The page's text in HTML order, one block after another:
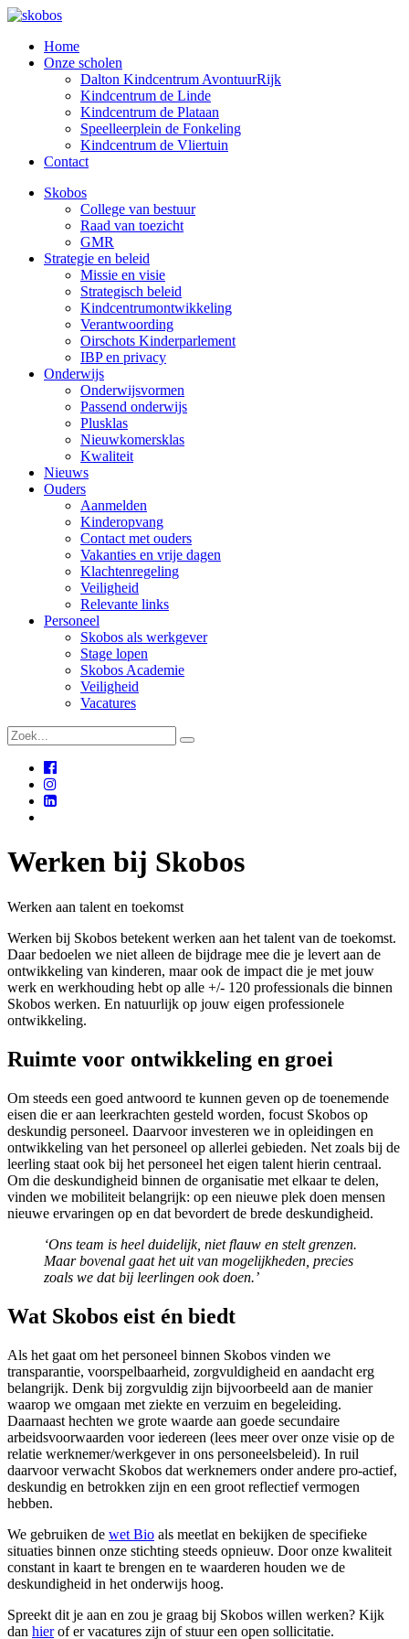
Home
Onze scholen
Dalton Kindcentrum AvontuurRijk
Kindcentrum de Linde
Kindcentrum de Plataan
Speelleerplein de Fonkeling
Kindcentrum de Vliertuin
Contact
Skobos
College van bestuur
Raad van toezicht
GMR
Strategie en beleid
Missie en visie
Strategisch beleid
Kindcentrumontwikkeling
Verantwoording
Oirschots Kinderparlement
IBP en privacy
Onderwijs
Onderwijsvormen
Passend onderwijs
Plusklas
Nieuwkomersklas
Kwaliteit
Nieuws
Ouders
Aanmelden
Kinderopvang
Contact met ouders
Vakanties en vrije dagen
Klachtenregeling
Veiligheid
Relevante links
Personeel
Skobos als werkgever
Stage lopen
Skobos Academie
Veiligheid
Vacatures
Werken bij Skobos
Werken aan talent en toekomst
Werken bij Skobos betekent werken aan het talent van de toekomst.
Daar bedoelen we niet alleen de bijdrage mee die je levert aan de
ontwikkeling van kinderen, maar ook de impact die je met jouw
werk en werkhouding hebt op alle +/- 120 professionals die binnen
Skobos werken. En natuurlijk op jouw eigen professionele
ontwikkeling.
Ruimte voor ontwikkeling en groei
Om steeds een goed antwoord te kunnen geven op de toenemende
eisen die er aan leerkrachten gesteld worden, focust Skobos op
deskundig personeel. Daarvoor investeren we in opleidingen en
ontwikkeling van het personeel op allerlei gebieden. Net zoals bij de
leerling staat ook bij het personeel het eigen talent hierin centraal.
Om die deskundigheid binnen de organisatie met elkaar te delen,
vinden we mobiliteit belangrijk: op een nieuwe plek doen mensen
nieuwe ervaringen op en dat bevordert de brede deskundigheid.
‘Ons team is heel duidelijk, niet flauw en stelt grenzen.
Maar bovenal gaat het uit van mogelijkheden, precies
zoals we dat bij leerlingen ook doen.’
Wat Skobos eist én biedt
Als het gaat om het personeel binnen Skobos vinden we
transparantie, voorspelbaarheid, zorgvuldigheid en aandacht erg
belangrijk. Denk bij zorgvuldig zijn bijvoorbeeld aan de manier
waarop we omgaan met ziekte en verzuim en begeleiding.
Daarnaast hechten we grote waarde aan goede secundaire
arbeidsvoorwaarden voor iedereen (lees meer over onze visie op de
relatie werknemer/werkgever in ons personeelsbeleid). In ruil
daarvoor verwacht Skobos dat werknemers onder andere pro-actief,
deskundig en betrokken zijn en een groot reflectief vermogen
hebben.
We gebruiken de wet Bio als meetlat en bekijken de specifieke
situaties binnen onze stichting steeds opnieuw. Door onze kwaliteit
constant in kaart te brengen en te waarderen houden we de
deskundigheid in het onderwijs hoog.
Spreekt dit je aan en zou je graag bij Skobos willen werken? Kijk
dan hierof er vacatures zijn of stuur een open sollicitatie.